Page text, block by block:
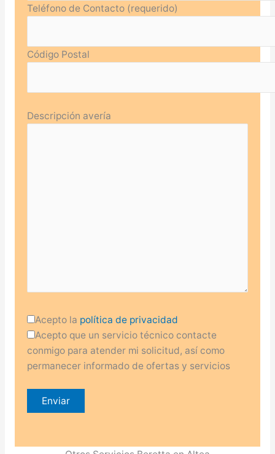
Teléfono de Contacto (requerido)
Código Postal
Descripción avería
Acepto la política de privacidad
Acepto que un servicio técnico contacte
conmigo para atender mi solicitud, así como
permanecer informado de ofertas y servicios